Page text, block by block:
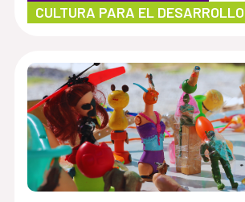
CULTURA PARA EL DESARROLLO